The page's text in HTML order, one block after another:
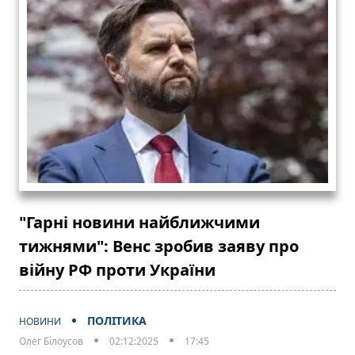
"Гарні новини найближчими
тижнями": Венс зробив заяву про
війну РФ проти України
НОВИНИ ПОЛІТИКА
Олег Білоусов 02:12:2025 17:45